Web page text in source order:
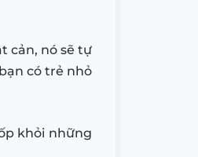
cản, nó sẽ tự
có trẻ nhỏ
khỏi những